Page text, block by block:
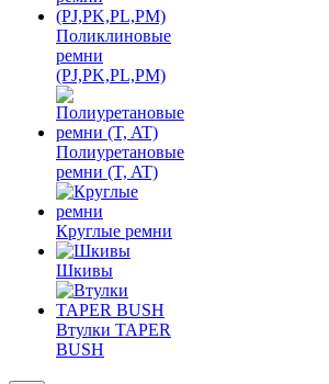
Поликлиновые
ремни
(PJ,PK,PL,PM)
Полиуретановые
ремни (T, AT)
Круглые ремни
Шкивы
Втулки TAPER
BUSH